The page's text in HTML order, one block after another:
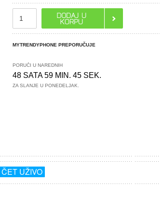
MYTRENDYPHONE PREPORUČUJE
PORUČI U NAREDNIH
48 SATA 59 MIN. 45 SEK.
ZA SLANJE U PONEDELJAK.
ČET UŽIVO